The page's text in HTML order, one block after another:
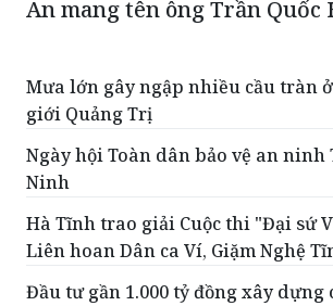
An mang tên ông Trần Quốc
Mưa lớn gây ngập nhiều cầu tràn
giới Quảng Trị
Ngày hội Toàn dân bảo vệ an ninh
Ninh
Hà Tĩnh trao giải Cuộc thi "Đại sứ
Liên hoan Dân ca Ví, Giặm Nghệ
Đầu tư gần 1.000 tỷ đồng xây dựng